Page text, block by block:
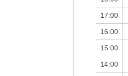
17:00
16:00
15:00
14:00